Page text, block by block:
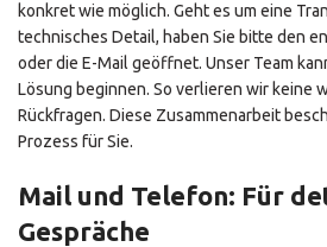
konkret wie möglich. Geht es um eine
technisches Detail, haben Sie bitte den
oder die E-Mail geöffnet. Unser Team
Lösung beginnen. So verlieren wir keine
Rückfragen. Diese Zusammenarbeit
Prozess für Sie.
Mail und Telefon: Für
Gespräche